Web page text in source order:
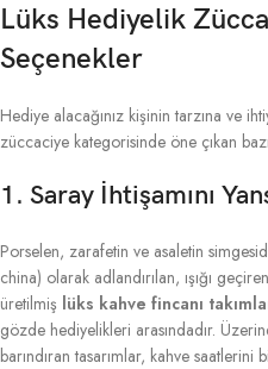
Lüks Hediyelik
Seçenekler
Hediye alacağınız kişinin tarzına ve
züccaciye kategorisinde öne çıkan
1. Saray İhtişamını
Porselen, zarafetin ve asaletin
china) olarak adlandırılan, ışığı
üretilmiş lüks kahve fincanı
gözde hediyelikleri arasındadır.
barındıran tasarımlar, kahve